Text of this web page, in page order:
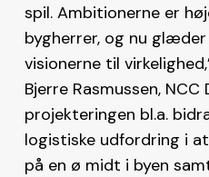
spil. Ambitionerne er
bygherrer, og nu
visionerne til
Bjerre Rasmussen, NCC
projekteringen bl.a.
logistiske udfordring i
på en ø midt i byen